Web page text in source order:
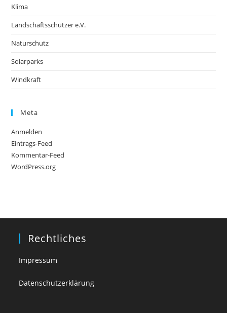
Klima
Landschaftsschützer e.V.
Naturschutz
Solarparks
Windkraft
Meta
Anmelden
Eintrags-Feed
Kommentar-Feed
WordPress.org
Rechtliches
Impressum
Datenschutzerklärung